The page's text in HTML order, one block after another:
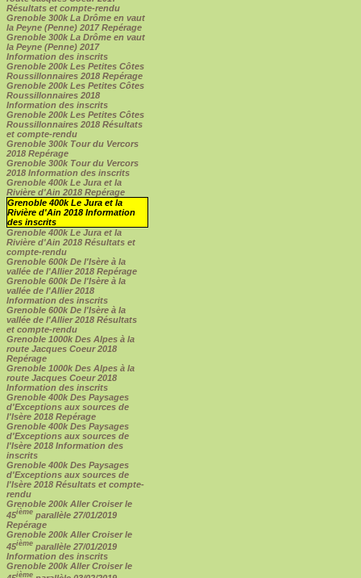
Résultats et compte-rendu
Grenoble 300k La Drôme en vaut
la Peyne (Penne) 2017 Repérage
Grenoble 300k La Drôme en vaut
la Peyne (Penne) 2017
Information des inscrits
Grenoble 200k Les Petites Côtes
Roussillonnaires 2018 Repérage
Grenoble 200k Les Petites Côtes
Roussillonnaires 2018
Information des inscrits
Grenoble 200k Les Petites Côtes
Roussillonnaires 2018 Résultats
et compte-rendu
Grenoble 300k Tour du Vercors
2018 Repérage
Grenoble 300k Tour du Vercors
2018 Information des inscrits
Grenoble 400k Le Jura et la
Rivière d'Ain 2018 Repérage
Grenoble 400k Le Jura et la
Rivière d'Ain 2018 Information
des inscrits
Grenoble 400k Le Jura et la
Rivière d'Ain 2018 Résultats et
compte-rendu
Grenoble 600k De l'Isère à la
vallée de l'Allier 2018 Repérage
Grenoble 600k De l'Isère à la
vallée de l'Allier 2018
Information des inscrits
Grenoble 600k De l'Isère à la
vallée de l'Allier 2018 Résultats
et compte-rendu
Grenoble 1000k Des Alpes à la
route Jacques Coeur 2018
Repérage
Grenoble 1000k Des Alpes à la
route Jacques Coeur 2018
Information des inscrits
Grenoble 400k Des Paysages
d'Exceptions aux sources de
l'Isère 2018 Repérage
Grenoble 400k Des Paysages
d'Exceptions aux sources de
l'Isère 2018 Information des
inscrits
Grenoble 400k Des Paysages
d'Exceptions aux sources de
l'Isère 2018 Résultats et compte-
rendu
Grenoble 200k Aller Croiser le
45ième parallèle 27/01/2019
Repérage
Grenoble 200k Aller Croiser le
45ième parallèle 27/01/2019
Information des inscrits
Grenoble 200k Aller Croiser le
ième